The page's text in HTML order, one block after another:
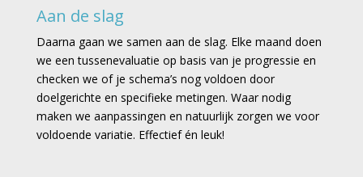
Aan de slag
Daarna gaan we samen aan de slag. Elke maand doen
we een tussenevaluatie op basis van je progressie en
checken we of je schema’s nog voldoen door
doelgerichte en specifieke metingen. Waar nodig
maken we aanpassingen en natuurlijk zorgen we voor
voldoende variatie. Effectief én leuk!